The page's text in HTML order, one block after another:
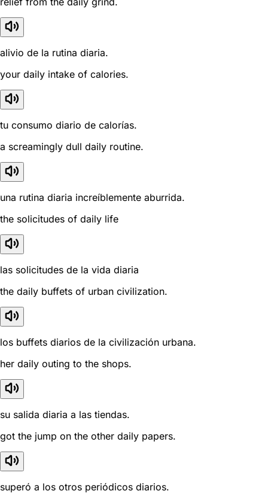
alivio de la rutina diaria.
your daily intake of calories.
tu consumo diario de calorías.
a screamingly dull daily routine.
una rutina diaria increíblemente aburrida.
the solicitudes of daily life
las solicitudes de la vida diaria
the daily buffets of urban civilization.
los buffets diarios de la civilización urbana.
her daily outing to the shops.
su salida diaria a las tiendas.
got the jump on the other daily papers.
superó a los otros periódicos diarios.